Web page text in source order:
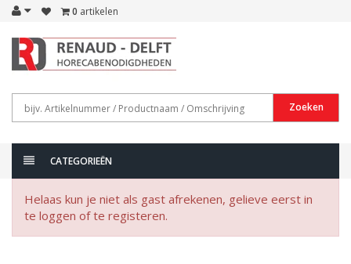
0 artikelen
Zoeken
CATEGORIEËN
Helaas kun je niet als gast afrekenen, gelieve eerst in
te loggen of te registeren.